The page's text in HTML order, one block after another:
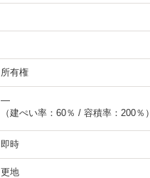
所有権
―
（建ぺい率：60％ / 容積率：200％）
即時
更地